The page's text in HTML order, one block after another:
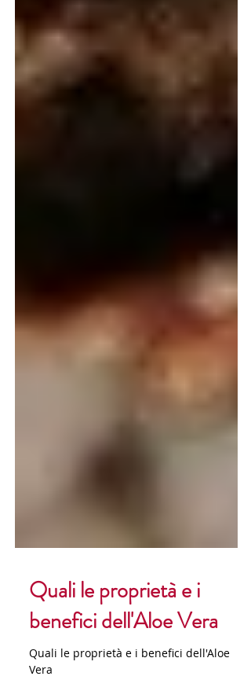
Quali le proprietà e i
benefici dell'Aloe Vera